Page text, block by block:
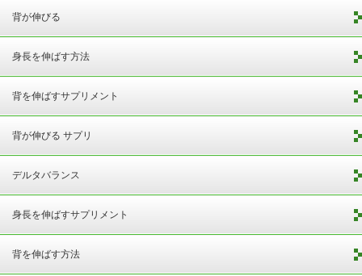
背が伸びる
身長を伸ばす方法
背を伸ばすサプリメント
背が伸びる サプリ
デルタバランス
身長を伸ばすサプリメント
背を伸ばす方法